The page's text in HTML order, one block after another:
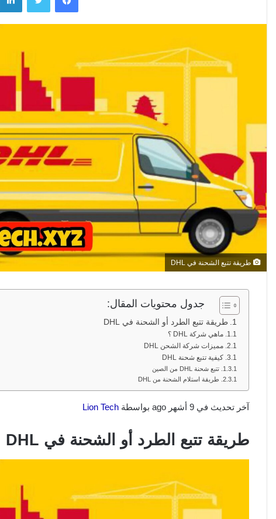
طريقة تتبع الشحنة في DHL
جدول محتويات المقال:
طريقة تتبع الطرد أو الشحنة في DHL
ماهي شركة DHL ؟
مميزات شركة الشحن DHL
كيفية تتبع شحنة DHL
تتبع شحنة DHL من الصين
طريقة استلام الشحنة من DHL
آخر تحديث في 9 أشهر ago بواسطة Lion Tech
طريقة تتبع الطرد أو الشحنة في DHL